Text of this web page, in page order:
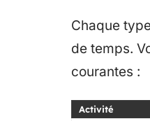
Chaque
de temps.
courantes :
Activité